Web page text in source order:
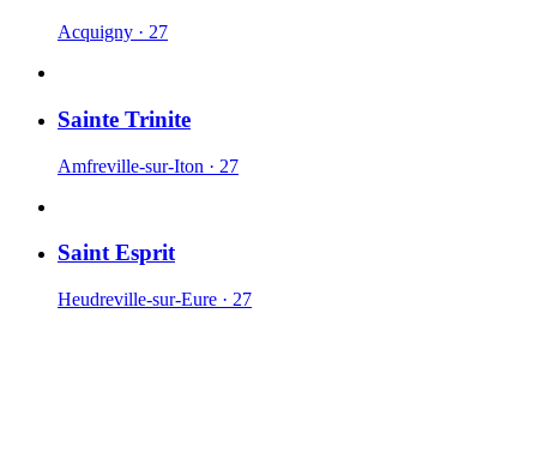
Acquigny · 27
Sainte Trinite
Amfreville-sur-Iton · 27
Saint Esprit
Heudreville-sur-Eure · 27